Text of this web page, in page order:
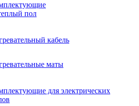
пол
кабель
маты
для электрических